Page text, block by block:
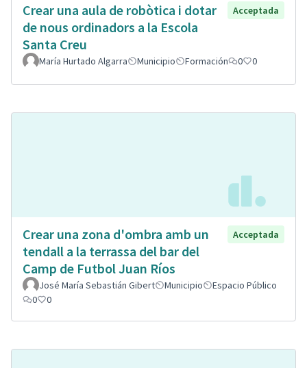
Crear una aula de robòtica i dotar
de nous ordinadors a la Escola
Santa Creu
Acceptada
María Hurtado Algarra Municipio Formación 0 0
Crear una zona d'ombra amb un
tendall a la terrassa del bar del
Camp de Futbol Juan Ríos
Acceptada
José María Sebastián Gibert Municipio
Espacio Público
0
0